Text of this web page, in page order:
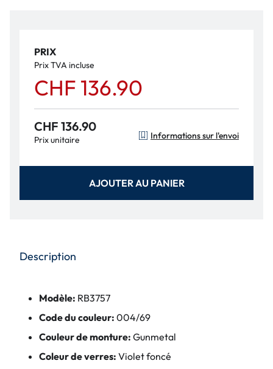
PRIX
Prix TVA incluse
CHF 136.90
CHF 136.90
Prix unitaire Informations sur l'envoi
AJOUTER AU PANIER
Description
Modèle: RB3757
Code du couleur: 004/69
Couleur de monture: Gunmetal
Coleur de verres: Violet foncé